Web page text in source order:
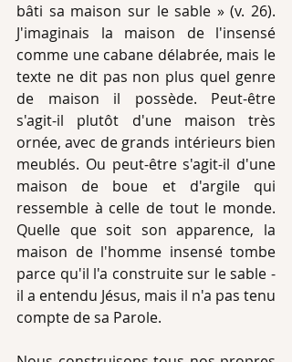
bâti sa maison sur le sable » (v. 26).
J'imaginais la maison de l'insensé
comme une cabane délabrée, mais le
texte ne dit pas non plus quel genre
de maison il possède. Peut-être
s'agit-il plutôt d'une maison très
ornée, avec de grands intérieurs bien
meublés. Ou peut-être s'agit-il d'une
maison de boue et d'argile qui
ressemble à celle de tout le monde.
Quelle que soit son apparence, la
maison de l'homme insensé tombe
parce qu'il l'a construite sur le sable -
il a entendu Jésus, mais il n'a pas tenu
compte de sa Parole.